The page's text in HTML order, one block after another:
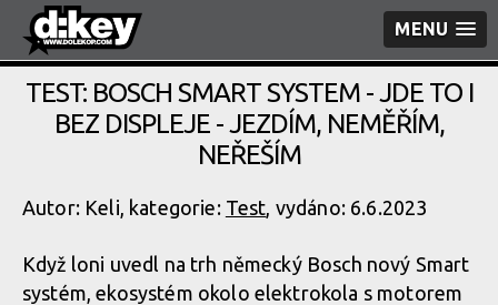
MENU
TEST: BOSCH SMART SYSTEM - JDE TO I
BEZ DISPLEJE - JEZDÍM, NEMĚŘÍM,
NEŘEŠÍM
Autor: Keli, kategorie: Test, vydáno: 6.6.2023
Když loni uvedl na trh německý Bosch nový Smart
systém, ekosystém okolo elektrokola s motorem